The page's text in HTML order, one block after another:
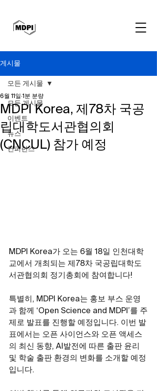
게시물
모든 게시물
이벤트
뉴스
컨퍼런스
모든 게시물
MDPI Korea, 제78차 국공
립대학도서관협의회
(CNCUL) 참가 예정
6월 11일 1분 분량
MDPI Korea가 오는 6월 18일 인천대학
교에서 개최되는 제78차 국공립대학도
서관협의회 정기총회에 참여합니다!
특별히, MDPI Korea는 홍보 부스 운영
과 함께 ‘Open Science and MDPI’를 주
제로 발표를 진행할 예정입니다. 이번 발
표에서는 오픈 사이언스와 오픈 액세스
의 최신 동향, AI발전에 따른 출판 윤리
및 학술 출판 환경의 변화를 소개할 예정
입니다.